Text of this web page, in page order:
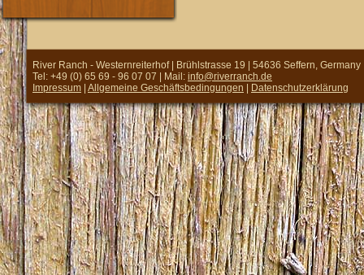
River Ranch - Westernreiterhof | Brühlstrasse 19 | 54636 Seffern, Germany
Tel: +49 (0) 65 69 - 96 07 07 | Mail: info@riverranch.de
Impressum Allgemeine Geschäftsbedingungen Datenschutzerklärung